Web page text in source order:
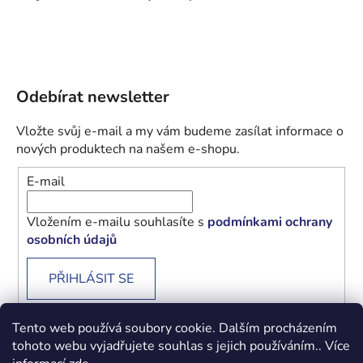
Tento web používá soubory cookie. Dalším procházením
tohoto webu vyjadřujete souhlas s jejich používáním.. Více
Odebírat newsletter
Vložte svůj e-mail a my vám budeme zasílat informace o
nových produktech na našem e-shopu.
E-mail
Vložením e-mailu souhlasíte s podmínkami ochrany
osobních údajů
PŘIHLÁSIT SE